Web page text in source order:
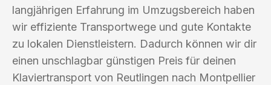
langjährigen Erfahrung im Umzugsbereich haben
wir effiziente Transportwege und gute Kontakte
zu lokalen Dienstleistern. Dadurch können wir dir
einen unschlagbar günstigen Preis für deinen
Klaviertransport von Reutlingen nach Montpellier